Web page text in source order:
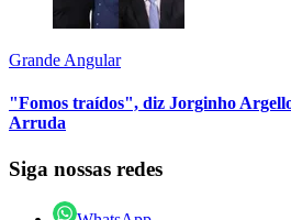
Grande Angular
"Fomos traídos", diz Jorginho
Arruda
Siga nossas redes